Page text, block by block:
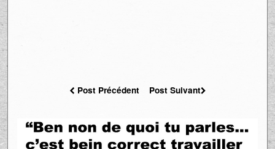
Post Précédent Post Suivant